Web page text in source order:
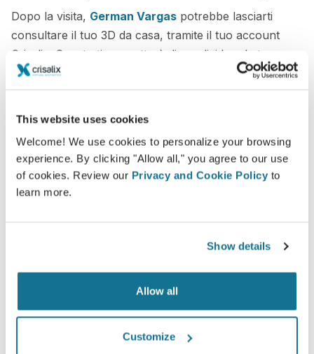
This website uses cookies
Welcome! We use cookies to personalize your browsing
experience. By clicking "Allow all," you agree to our use
of cookies. Review our Privacy and Cookie Policy to
learn more.
Show details
Allow all
Customize
Dopo la visita, German Vargas potrebbe lasciarti
consultare il tuo 3D da casa, tramite il tuo account
Crisalix. Questo ti permetterà di condividere le tue
simulazioni con la tua famiglia, amici o con chiunque
le tue informazioni rese sicure e protette.